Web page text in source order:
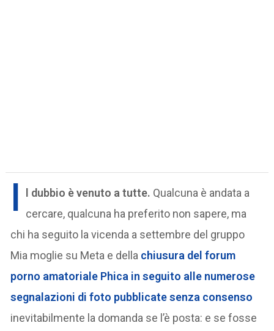
I l dubbio è venuto a tutte. Qualcuna è andata a
cercare, qualcuna ha preferito non sapere, ma
chi ha seguito la vicenda a settembre del gruppo
Mia moglie su Meta e della chiusura del forum
porno amatoriale Phica in seguito alle numerose
segnalazioni di foto pubblicate senza consenso
inevitabilmente la domanda se l’è posta: e se fosse